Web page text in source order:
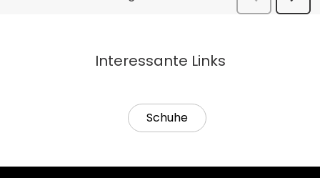
Interessante Links
Schuhe